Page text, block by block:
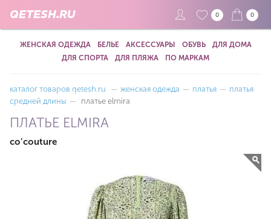
QETESH.RU 0 0
ЖЕНСКАЯ ОДЕЖДА БЕЛЬЕ АКСЕССУАРЫ ОБУВЬ
ДЛЯ ДОМА
ДЛЯ СПОРТА
ДЛЯ ПЛЯЖА ПО МАРКАМ
каталог товаров qetesh.ru — женская одежда — платья — платья
средней длины — платье elmira
ПЛАТЬЕ ELMIRA
co'couture